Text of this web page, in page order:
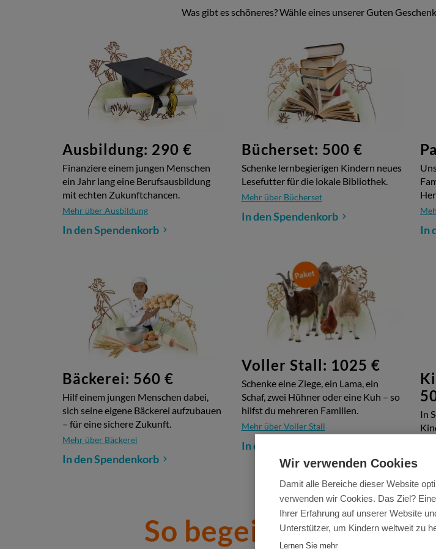
Mit dem guten Geschenk von World Vision verschenkst Du also doppelte und dreifache
Was gibt es schöneres? Wähle eines unserer Guten
Ausbildung: 290 €
Finanziere einem jungen Menschen
ein Jahr lang eine Berufsausbildung
mit echten Zukunftchancen.
Mehr über Ausbildung
In den Spendenkorb
Bäckerei: 560 €
Hilf einem jungen Menschen dabei,
sich seine eigene Bäckerei aufzubauen
– für eine sichere Zukunft.
Mehr über Bäckerei
In den Spendenkorb
Bücherset: 500 €
Schenke lernbegierigen Kindern neues
Lesefutter für die lokale Bibliothek.
Mehr über Bücherset
In den Spendenkorb
Voller Stall: 1025 €
Schenke eine Ziege, ein Lama, ein
Schaf, zwei Hühner oder eine Kuh – so
hilfst du mehreren Familien.
Mehr über Voller Stall
In den Spendenkorb
In
In
So begeistern
Wir verwenden Cookies
Damit alle Bereiche dieser Website
verwenden wir Cookies. Das Ziel?
Ihrer Erfahrung auf unserer Website
Unterstützer, um Kindern weltweit zu
Lernen Sie mehr